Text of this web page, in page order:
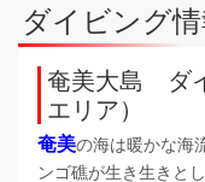
ダイビング情
奄美大島 ダ
エリア）
奄美の海は暖かな海
ンゴ礁が生き生きとし